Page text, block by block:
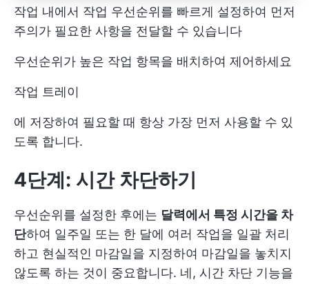
작업 내에서 작업 우선순위를 빠르게 설정하여 먼저
주의가 필요한 사항을 전달할 수 있습니다
우선순위가 높은 작업 항목을 배치하여 제어하세요
작업 트레이
에 저장하여 필요할 때 항상 가장 먼저 사용할 수 있
도록 합니다.
4단계: 시간 차단하기
우선순위를 설정한 후에는 달력에서 특정 시간을 차
단하여 일주일 또는 한 달에 여러 작업을 일괄 처리
하고 현실적인 마감일을 지정하여 마감일을 놓치지
않도록 하는 것이 중요합니다. 네, 시간 차단 기능을